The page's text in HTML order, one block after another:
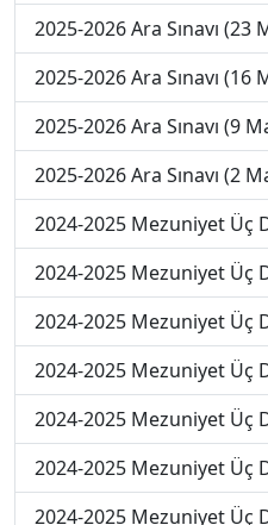
2025-2026 Ara Sınavı (23
2025-2026 Ara Sınavı (16
2025-2026 Ara Sınavı (9
2025-2026 Ara Sınavı (2
2024-2025 Mezuniyet Üç
2024-2025 Mezuniyet Üç
2024-2025 Mezuniyet Üç
2024-2025 Mezuniyet Üç
2024-2025 Mezuniyet Üç
2024-2025 Mezuniyet Üç
2024-2025 Mezuniyet Üç